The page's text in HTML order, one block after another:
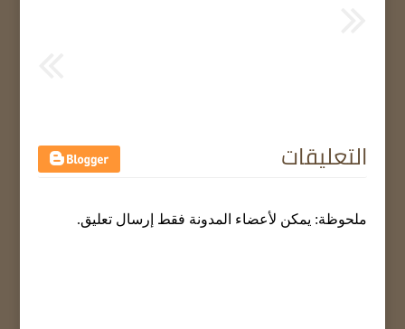
التعليقات
ملحوظة: يمكن لأعضاء المدونة فقط إرسال تعليق.